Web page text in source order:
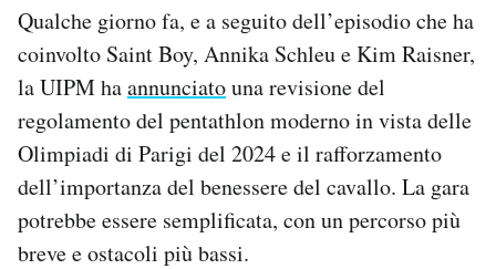
Qualche giorno fa, e a seguito dell’episodio che ha
coinvolto Saint Boy, Annika Schleu e Kim Raisner,
la UIPM haannunciatouna revisione del
regolamento del pentathlon moderno in vista delle
Olimpiadi di Parigi del 2024 e il rafforzamento
dell’importanza del benessere del cavallo. La gara
potrebbe essere semplificata, con un percorso più
breve e ostacoli più bassi.